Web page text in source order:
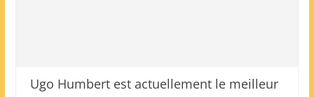
Ugo Humbert est actuellement le meilleur